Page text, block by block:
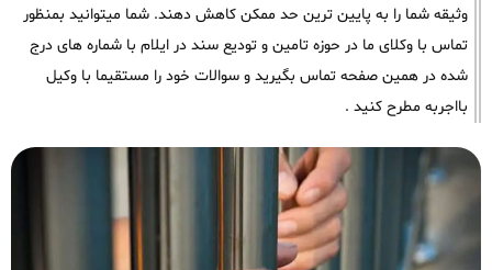
وثیقه شما را به پایین ترین حد ممکن کاهش دهند. شما میتوانید بمنظور
تماس با وکلای ما در حوزه تامین و تودیع سند در ایلام با شماره های درج
شده در همین صفحه تماس بگیرید و سوالات خود را مستقیما با وکیل
بااجربه مطرح کنید .